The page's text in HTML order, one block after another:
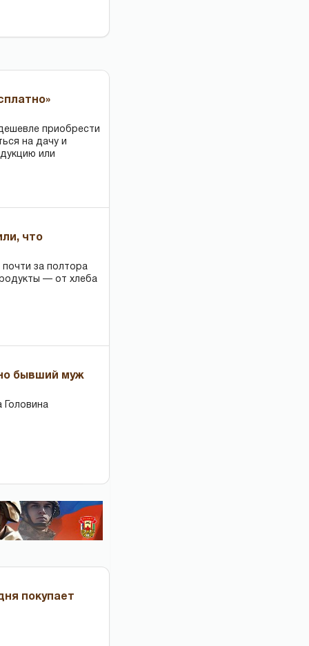
приобрести
на дачу и
или
что
почти за полтора
— от хлеба
бывший муж
покупает